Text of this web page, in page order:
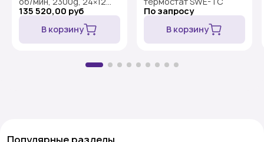
мл, ротор 6М.02,
СМ-6МТ
135 520,00 руб
В корзину
По запросу
В корзину